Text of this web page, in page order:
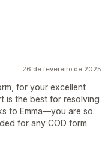
26 de fevereiro de 2025
for your excellent
is the best for resolving
to Emma—you are so
for any COD form